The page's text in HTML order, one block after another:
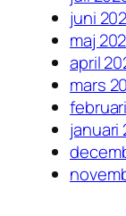
juni
maj
april
mars
januari